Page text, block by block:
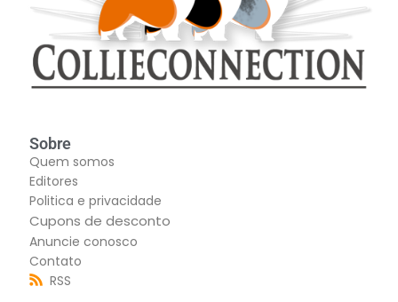
Sobre
Quem somos
Editores
Politica e privacidade
Cupons de desconto
Anuncie conosco
Contato
RSS